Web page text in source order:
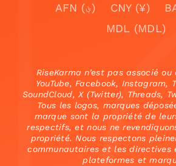
AFN (؋)
CNY (¥)
MDL (MDL)
RiseKarma n’est pas associé
YouTube, Facebook, Instagram,
SoundCloud, X (Twitter), Threads,
Tous les logos, marques
marque sont la propriété de
respectifs, et nous ne
propriété. Nous respectons
communautaires et les directives
plateformes et